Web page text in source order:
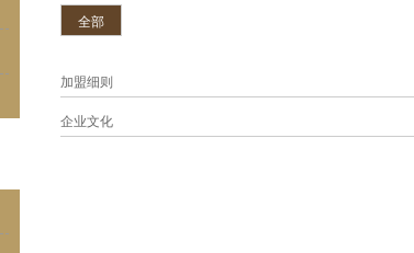
全部
加盟细则
企业文化